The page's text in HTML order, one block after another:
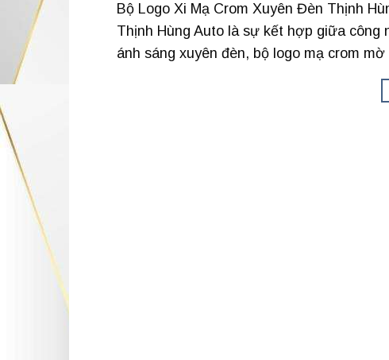
Bộ Logo Xi Mạ Crom Xuyên Đèn Thịnh
Thịnh Hùng Auto là sự kết hợp giữa công
ánh sáng xuyên đèn, bộ logo mạ crom